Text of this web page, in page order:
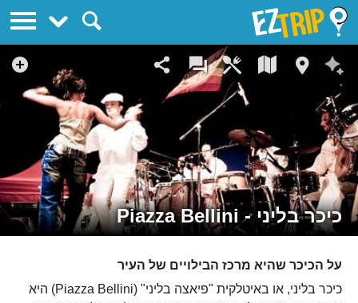
כיכר בליני - Piazza Bellini
על הכיכר שהיא מרכז הבילויים של העיר
כיכר בליני, או באיטלקית "פיאצה בליני" (Piazza Bellini) היא
EZTrip